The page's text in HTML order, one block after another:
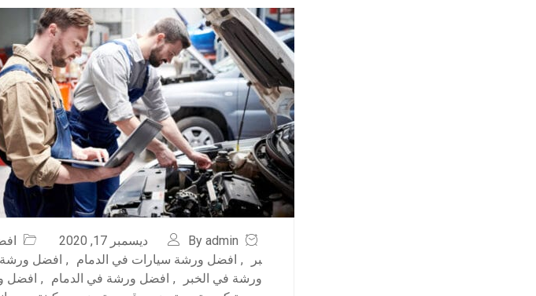
By admin ديسمبر 17, 2020
بر
, افضل ورشة سيارات في الدمام , افضل ورشة
ورشة في الخبر
, افضل ورشة في الدمام , افضل